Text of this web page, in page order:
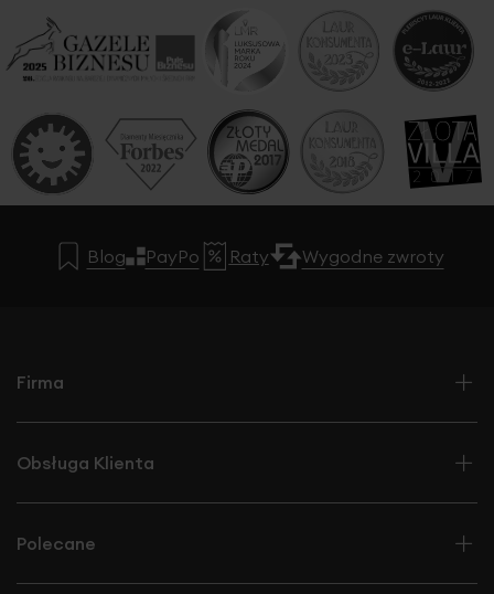
Blog PayPo Raty Wygodne zwroty
Firma
Obsługa Klienta
Polecane